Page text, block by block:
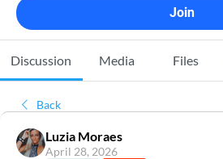
Join
Discussion Media Files
Back
Luzia Moraes
April 28, 2026